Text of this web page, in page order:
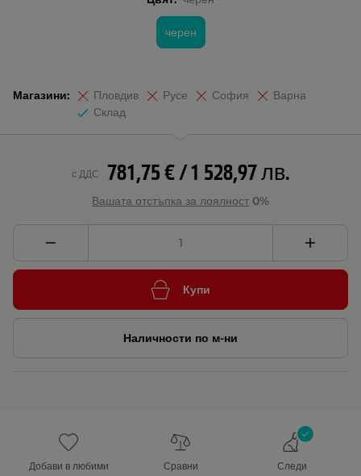
черен
Магазини: Пловдив Русе София
Варна
Склад
781,75 € / 1 528,97 лв.
с ДДС
Вашата отстъпка за лоялност 0%
Купи
Наличности по м-ни
Добави в любими Сравни Следи